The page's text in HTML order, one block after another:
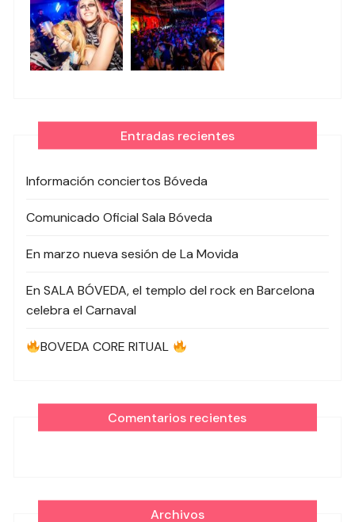
Entradas recientes
Información conciertos Bóveda
Comunicado Oficial Sala Bóveda
En marzo nueva sesión de La Movida
En SALA BÓVEDA, el templo del rock en Barcelona
celebra el Carnaval
BOVEDA CORE RITUAL
Comentarios recientes
Archivos